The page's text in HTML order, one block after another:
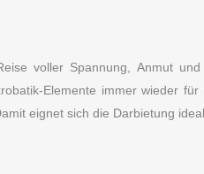
voller Spannung, Anmut
Elemente immer wieder
eignet sich die Darbietung